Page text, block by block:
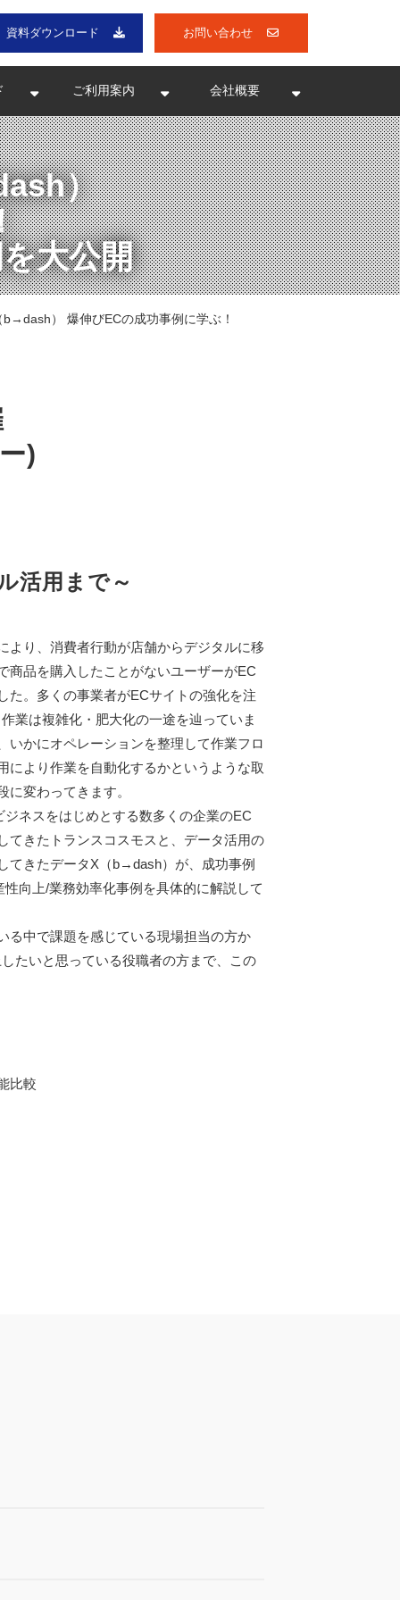
資料ダウンロード お問い合わせ
ご利用案内 会社概要
）
大公開
） 爆伸びECの成功事例に学ぶ！
)
活用まで～
より、消費者行動が店舗からデジタルに移
商品を購入したことがないユーザーがEC
た。多くの事業者がECサイトの強化を注
業は複雑化・肥大化の一途を辿っていま
いかにオペレーションを整理して作業フロ
により作業を自動化するかというような取
に変わってきます。
ネスをはじめとする数多くの企業のEC
てきたトランスコスモスと、データ活用の
てきたデータX（b→dash）が、成功事例
向上/業務効率化事例を具体的に解説して
る中で課題を感じている現場担当の方か
たいと思っている役職者の方まで、この
比較